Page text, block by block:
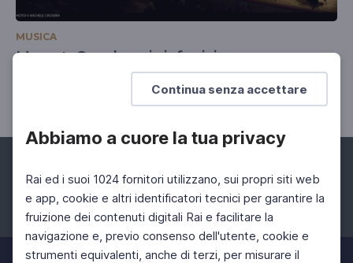
Continua senza accettare
Abbiamo a cuore la tua privacy
Rai ed i suoi 1024 fornitori utilizzano, sui propri siti web
e app, cookie e altri identificatori tecnici per garantire la
fruizione dei contenuti digitali Rai e facilitare la
navigazione e, previo consenso dell'utente, cookie e
strumenti equivalenti, anche di terzi, per misurare il
MUSICA
Mozart. Capolavori sinfonici
27 Mag 2023 > 27 Mag 2023
Facebook Instagram Twitter